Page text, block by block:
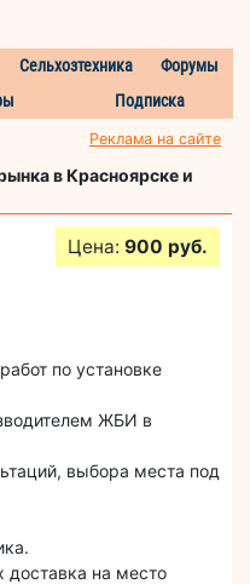
Сельхозтехника
Форумы
Подписка
Реклама на сайте
в Красноярске и
Цена: 900 руб.
по установке
ЖБИ в
выбора места под
на место